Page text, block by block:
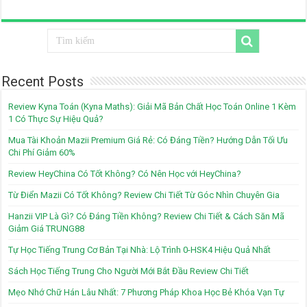
Recent Posts
Review Kyna Toán (Kyna Maths): Giải Mã Bản Chất Học Toán Online 1 Kèm
1 Có Thực Sự Hiệu Quả?
Mua Tài Khoản Mazii Premium Giá Rẻ: Có Đáng Tiền? Hướng Dẫn Tối Ưu
Chi Phí Giảm 60%
Review HeyChina Có Tốt Không? Có Nên Học với HeyChina?
Từ Điển Mazii Có Tốt Không? Review Chi Tiết Từ Góc Nhìn Chuyên Gia
Hanzii VIP Là Gì? Có Đáng Tiền Không? Review Chi Tiết & Cách Săn Mã
Giảm Giá TRUNG88
Tự Học Tiếng Trung Cơ Bản Tại Nhà: Lộ Trình 0-HSK4 Hiệu Quả Nhất
Sách Học Tiếng Trung Cho Người Mới Bắt Đầu Review Chi Tiết
Mẹo Nhớ Chữ Hán Lâu Nhất: 7 Phương Pháp Khoa Học Bẻ Khóa Vạn Tự